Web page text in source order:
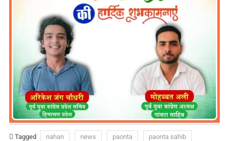
Tagged nahan news paonta
paonta sahib